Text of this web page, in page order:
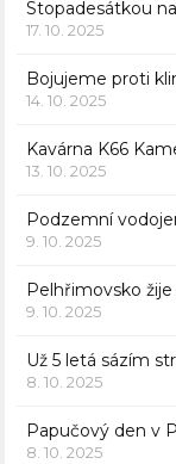
Stopadesátkou
17. 10. 2025
Bojujeme proti
14. 10. 2025
Kavárna K66
13. 10. 2025
Podzemní
9. 10. 2025
Pelhřimovsko
9. 10. 2025
Už 5 letá sázím
8. 10. 2025
Papučový den v
8. 10. 2025